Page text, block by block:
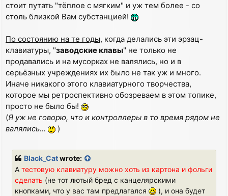
стоит путать "тёплое с мягким" и уж тем более - со
столь близкой Вам субстанцией!
По состоянию на те годы, когда делались эти эрзац-
клавиатуры, "заводские клавы" не только не
продавались и на мусорках не валялись, но и в
серьёзных учреждениях их было не так уж и много.
Иначе никакого этого клавиатурного творчества,
которое мы ретроспективно обозреваем в этом топике,
просто не было бы!
(Я уж не говорю, что и контроллеры в то время рядом не
валялись...
)
Black_Catwrote:
А тестовую клавиатуру можно хоть из картона и фольги
сделать (не тот лютый бред с канцелярскими
кнопками, что у вас там предлагался
), и она будет